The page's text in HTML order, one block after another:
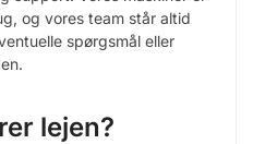
og vores team står altid
spørgsmål eller
lejen?